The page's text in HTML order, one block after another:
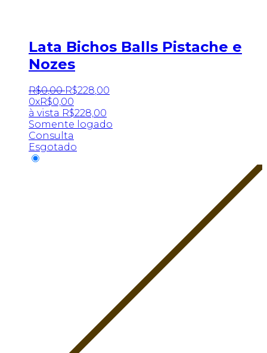
Lata Bichos Balls Pistache e
Nozes
R$0,00 R$228,00
0xR$0,00
à vista R$228,00
Somente logado
Consulta
Esgotado